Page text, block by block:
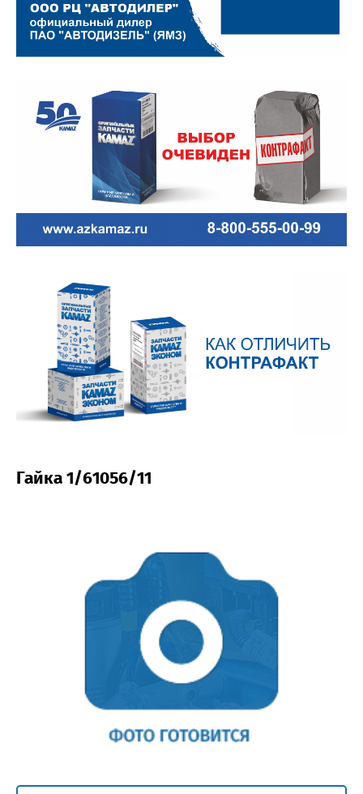
Гайка 1/61056/11